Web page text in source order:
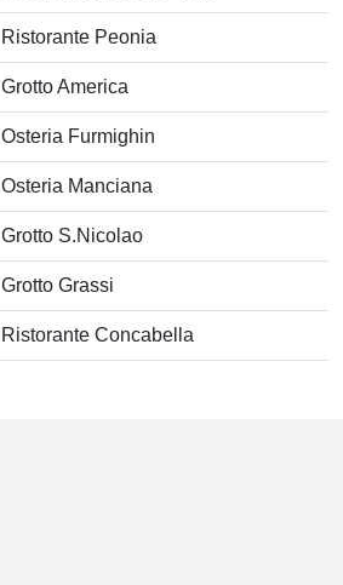
Ristorante Peonia
Grotto America
Osteria Furmighin
Osteria Manciana
Grotto S.Nicolao
Grotto Grassi
Ristorante Concabella